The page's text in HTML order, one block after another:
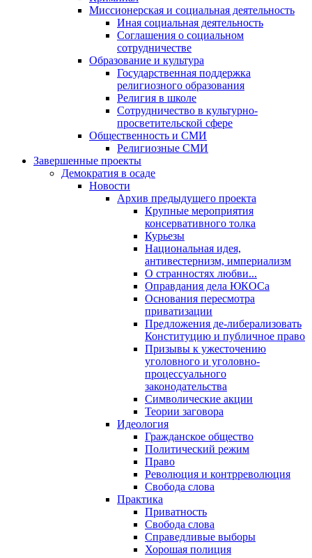
Миссионерская и социальная деятельность
Иная социальная деятельность
Соглашения о социальном
сотрудничестве
Образование и культура
Государственная поддержка
религиозного образования
Религия в школе
Сотрудничество в культурно-
просветительской сфере
Общественность и СМИ
Религиозные СМИ
Завершенные проекты
Демократия в осаде
Новости
Архив предыдущего проекта
Крупные мероприятия
консервативного толка
Курьезы
Национальная идея,
антивестернизм, империализм
О странностях любви...
Оправдания дела ЮКОСа
Основания пересмотра
приватизации
Предложения де-либерализовать
Конституцию и публичное право
Призывы к ужесточению
уголовного и уголовно-
процессуального
законодательства
Символические акции
Теории заговора
Идеология
Гражданское общество
Политический режим
Право
Революция и контрреволюция
Свобода слова
Практика
Приватность
Свобода слова
Справедливые выборы
Хорошая полиция